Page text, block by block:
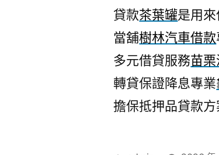
貸款茶葉罐是用
當舖樹林汽車借款
多元借貸服務苗
轉貸保證降息專業
擔保抵押品貸款